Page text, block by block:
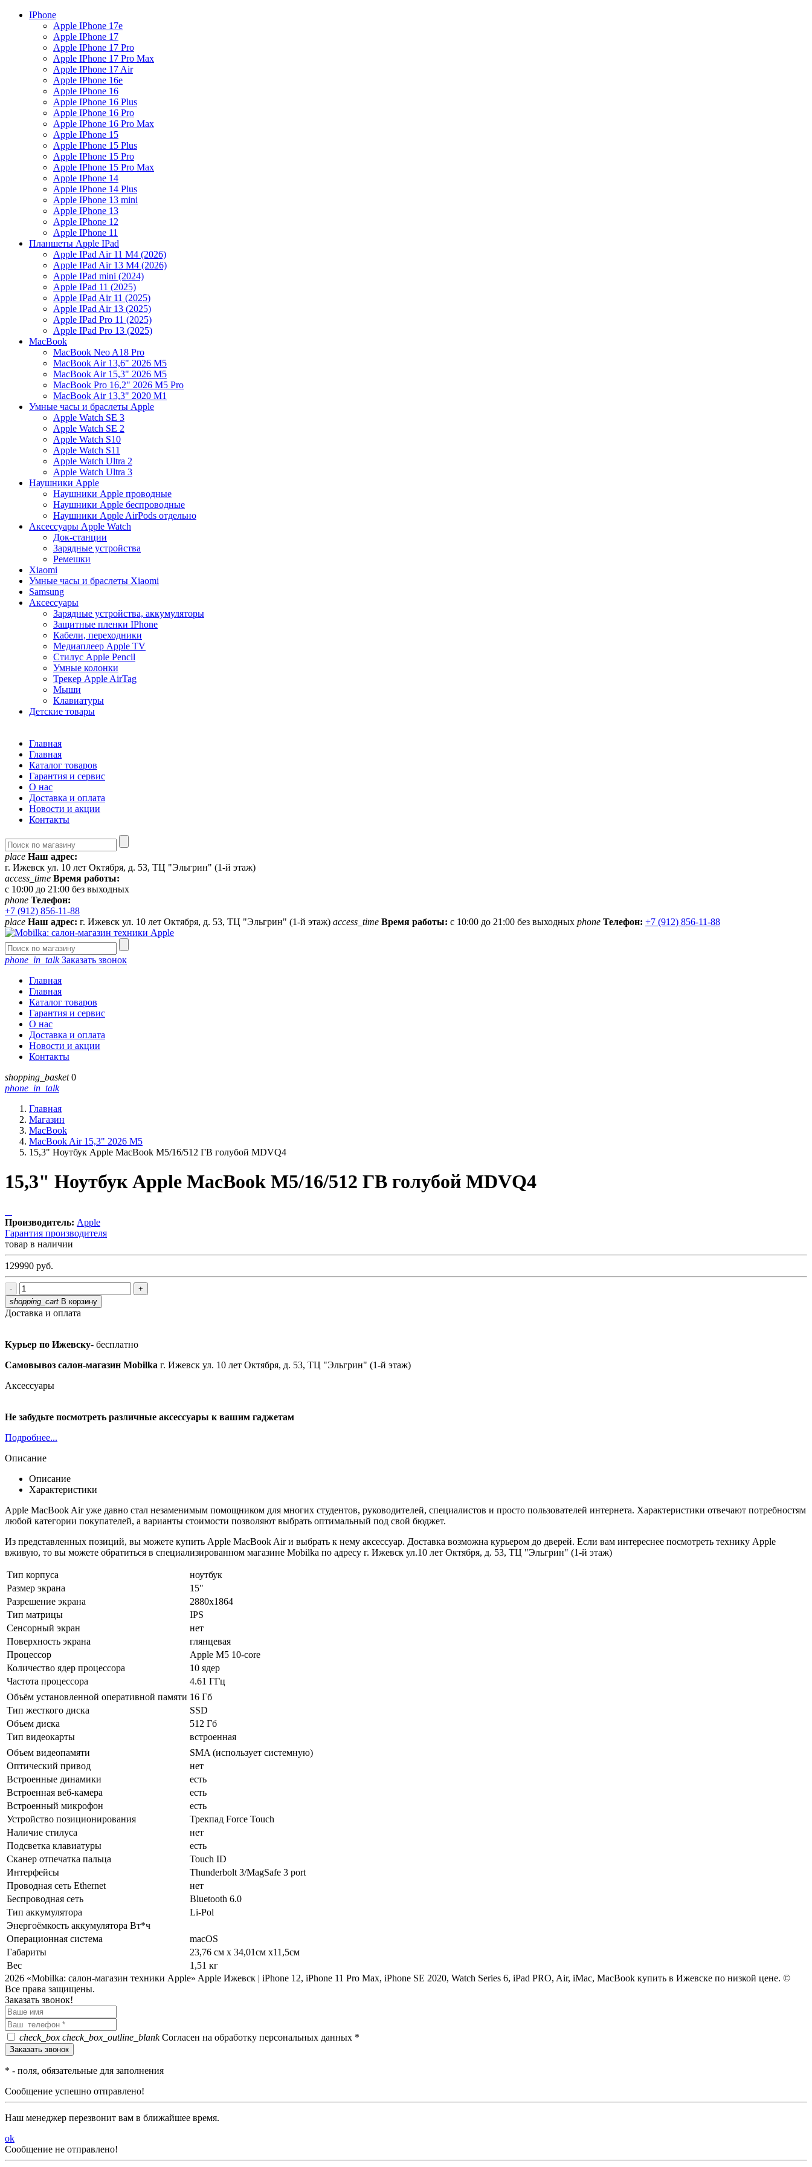
IPhone
Apple IPhone 17e
Apple IPhone 17
Apple IPhone 17 Pro
Apple IPhone 17 Pro Max
Apple IPhone 17 Air
Apple IPhone 16e
Apple IPhone 16
Apple IPhone 16 Plus
Apple IPhone 16 Pro
Apple IPhone 16 Pro Max
Apple IPhone 15
Apple IPhone 15 Plus
Apple IPhone 15 Pro
Apple IPhone 15 Pro Max
Apple IPhone 14
Apple IPhone 14 Plus
Apple IPhone 13 mini
Apple IPhone 13
Apple IPhone 12
Apple IPhone 11
Планшеты Apple IPad
Apple IPad Air 11 М4 (2026)
Apple IPad Air 13 М4 (2026)
Apple IPad mini (2024)
Apple IPad 11 (2025)
Apple IPad Air 11 (2025)
Apple IPad Air 13 (2025)
Apple IPad Pro 11 (2025)
Apple IPad Pro 13 (2025)
MacBook
MacBook Neo A18 Pro
MacBook Air 13,6" 2026 M5
MacBook Air 15,3" 2026 M5
MacBook Pro 16,2" 2026 M5 Pro
MacBook Air 13,3" 2020 M1
Умные часы и браслеты Apple
Apple Watch SE 3
Apple Watch SE 2
Apple Watch S10
Apple Watch S11
Apple Watch Ultra 2
Apple Watch Ultra 3
Наушники Apple
Наушники Apple проводные
Наушники Apple беспроводные
Наушники Apple AirPods отдельно
Аксессуары Apple Watch
Док-станции
Зарядные устройства
Ремешки
Xiaomi
Умные часы и браслеты Xiaomi
Samsung
Аксессуары
Зарядные устройства, аккумуляторы
Защитные пленки IPhone
Кабели, переходники
Медиаплеер Apple TV
Стилус Apple Pencil
Умные колонки
Трекер Apple AirTag
Мыши
Клавиатуры
Детские товары
Главная
Главная
Каталог товаров
Гарантия и сервис
О нас
Доставка и оплата
Новости и акции
Контакты
place Наш адрес:
г. Ижевск ул. 10 лет Октября, д. 53, ТЦ "Эльгрин" (1-й этаж)
access_time Время работы:
с 10:00 до 21:00 без выходных
phone Телефон:
+7 (912) 856-11-88
place Наш адрес: г. Ижевск ул. 10 лет Октября, д. 53, ТЦ "Эльгрин" (1-й этаж) access_time Время работы: с 10:00 до 21:00 без выходных phone Телефон: +7 (912) 856-11-88
phone_in_talkЗаказать звонок
Главная
Главная
Каталог товаров
Гарантия и сервис
О нас
Доставка и оплата
Новости и акции
Контакты
shopping_basket 0
phone_in_talk
Главная
Магазин
MacBook
MacBook Air 15,3" 2026 M5
15,3" Ноутбук Apple MacBook M5/16/512 ГB голубой MDVQ4
15,3" Ноутбук Apple MacBook M5/16/512 ГB голубой MDVQ4
Производитель: Apple
Гарантия производителя
товар в наличии
129990 руб.
-
+
shopping_cart В корзину
Доставка и оплата
Курьер по Ижевску- бесплатно
Самовывоз салон-магазин Mobilka г. Ижевск ул. 10 лет Октября, д. 53, ТЦ "Эльгрин" (1-й этаж)
Аксессуары
Не забудьте посмотреть различные аксессуары к вашим гаджетам
Подробнее...
Описание
Описание
Характеристики
Apple MacBook Air уже давно стал незаменимым помощником для многих студентов, руководителей, специалистов и просто пользователей интернета. Характеристики отвечают потребностям
любой категории покупателей, а варианты стоимости позволяют выбрать оптимальный под свой бюджет.
Из представленных позиций, вы можете купить Apple MacBook Air и выбрать к нему аксессуар. Доставка возможна курьером до дверей. Если вам интереснее посмотреть технику Apple
вживую, то вы можете обратиться в специализированном магазине Mobilka по адресу г. Ижевск ул.10 лет Октября, д. 53, ТЦ "Эльгрин" (1-й этаж)
Тип корпуса
ноутбук
Размер экрана
15"
Разрешение экрана
2880x1864
Тип матрицы
IPS
Сенсорный экран
нет
Поверхность экрана
глянцевая
Процессор
Apple M5 10-core
Количество ядер процессора
10 ядер
Частота процессора
4.61 ГГц
Объём установленной оперативной памяти 16 Гб
Тип жесткого диска
SSD
Объем диска
512 Гб
Тип видеокарты
встроенная
Объем видеопамяти
SMA (использует системную)
Оптический привод
нет
Встроенные динамики
есть
Встроенная веб-камера
есть
Встроенный микрофон
есть
Устройство позиционирования
Трекпад Force Touch
Наличие стилуса
нет
Подсветка клавиатуры
есть
Сканер отпечатка пальца
Touch ID
Интерфейсы
Thunderbolt 3/MagSafe 3 port
Проводная сеть Ethernet
нет
Беспроводная сеть
Bluetooth 6.0
Тип аккумулятора
Li-Pol
Энергоёмкость аккумулятора Вт*ч
Операционная система
macOS
Габариты
23,76 см x 34,01см x11,5см
Вес
1,51 кг
2026 «Mobilka: салон-магазин техники Apple» Apple Ижевск | iPhone 12, iPhone 11 Pro Max, iPhone SE 2020, Watch Series 6, iPad PRO, Air, iMac, MacBook купить в Ижевске по низкой цене. ©
Все права защищены.
Заказать звонок!
check_box check_box_outline_blankСогласен на обработку персональных данных *
* - поля, обязательные для заполнения
Сообщение успешно отправлено!
Наш менеджер перезвонит вам в ближайшее время.
ok
Сообщение не отправлено!